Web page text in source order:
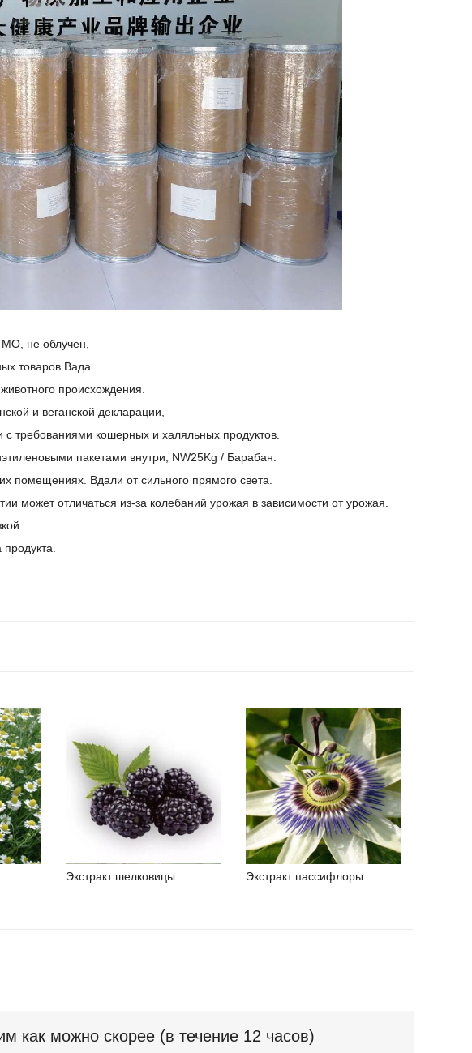
не облучен,
товаров Вада.
происхождения.
и веганской декларации,
с требованиями кошерных и халяльных продуктов.
пакетами внутри, NW25Kg / Барабан.
помещениях. Вдали от сильного прямого света.
может отличаться из-за колебаний урожая в зависимости от урожая.
Экстракт шелковицы Экстракт пассифлоры
как можно скорее (в течение 12 часов)